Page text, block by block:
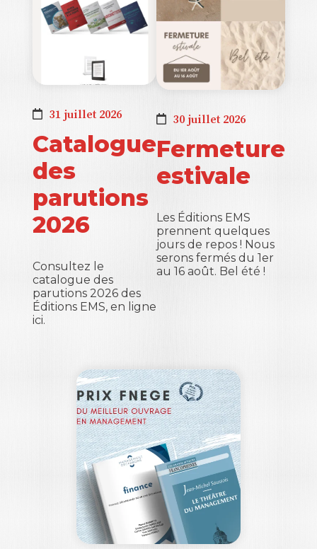
31 juillet 2026
Catalogue
des
parutions
2026
Consultez le
catalogue des
parutions 2026 des
Éditions EMS, en ligne
ici.
30 juillet 2026
Fermeture
estivale
Les Éditions EMS
prennent quelques
jours de repos ! Nous
serons fermés du 1er
au 16 août. Bel été !